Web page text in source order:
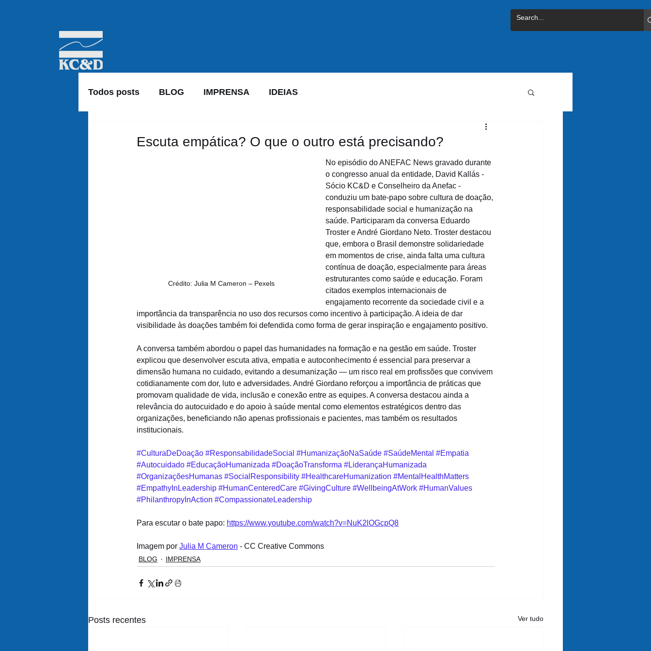
Todos posts BLOG IMPRENSA IDEIAS
Escuta empática? O que o outro está precisando?
Crédito: Julia M Cameron – Pexels
No episódio do ANEFAC News gravado durante
o congresso anual da entidade, David Kallás -
Sócio KC&D e Conselheiro da Anefac -
conduziu um bate-papo sobre cultura de doação,
responsabilidade social e humanização na
saúde. Participaram da conversa Eduardo
Troster e André Giordano Neto. Troster destacou
que, embora o Brasil demonstre solidariedade
em momentos de crise, ainda falta uma cultura
contínua de doação, especialmente para áreas
estruturantes como saúde e educação. Foram
citados exemplos internacionais de
engajamento recorrente da sociedade civil e a
importância da transparência no uso dos recursos como incentivo à participação. A ideia de dar
visibilidade às doações também foi defendida como forma de gerar inspiração e engajamento positivo.
A conversa também abordou o papel das humanidades na formação e na gestão em saúde. Troster
explicou que desenvolver escuta ativa, empatia e autoconhecimento é essencial para preservar a
dimensão humana no cuidado, evitando a desumanização — um risco real em profissões que convivem
cotidianamente com dor, luto e adversidades. André Giordano reforçou a importância de práticas que
promovam qualidade de vida, inclusão e conexão entre as equipes. A conversa destacou ainda a
relevância do autocuidado e do apoio à saúde mental como elementos estratégicos dentro das
organizações, beneficiando não apenas profissionais e pacientes, mas também os resultados
institucionais.
#CulturaDeDoação #ResponsabilidadeSocial #HumanizaçãoNaSaúde #SaúdeMental #Empatia
#Autocuidado #EducaçãoHumanizada #DoaçãoTransforma #LiderançaHumanizada
#OrganizaçõesHumanas #SocialResponsibility #HealthcareHumanization #MentalHealthMatters
#EmpathyInLeadership #HumanCenteredCare #GivingCulture #WellbeingAtWork #HumanValues
#PhilanthropyInAction #CompassionateLeadership
Para escutar o bate papo: https://www.youtube.com/watch?v=NuK2lOGcpQ8
Imagem por Julia M Cameron - CC Creative Commons
BLOG IMPRENSA
Posts recentes Ver tudo